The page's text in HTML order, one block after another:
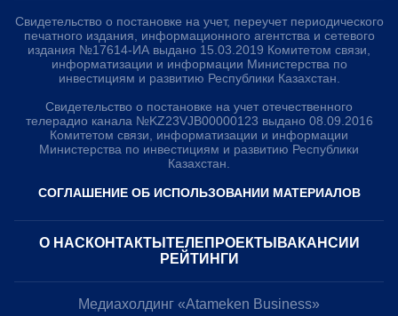
Свидетельство о постановке на учет, переучет периодического
печатного издания, информационного агентства и сетевого
издания №17614-ИА выдано 15.03.2019 Комитетом связи,
информатизации и информации Министерства по
инвестициям и развитию Республики Казахстан.
Свидетельство о постановке на учет отечественного
телерадио канала №KZ23VJB00000123 выдано 08.09.2016
Комитетом связи, информатизации и информации
Министерства по инвестициям и развитию Республики
Казахстан.
СОГЛАШЕНИЕ ОБ ИСПОЛЬЗОВАНИИ МАТЕРИАЛОВ
О НАС КОНТАКТЫ ТЕЛЕПРОЕКТЫ ВАКАНСИИ
РЕЙТИНГИ
Медиахолдинг «Atameken Business»